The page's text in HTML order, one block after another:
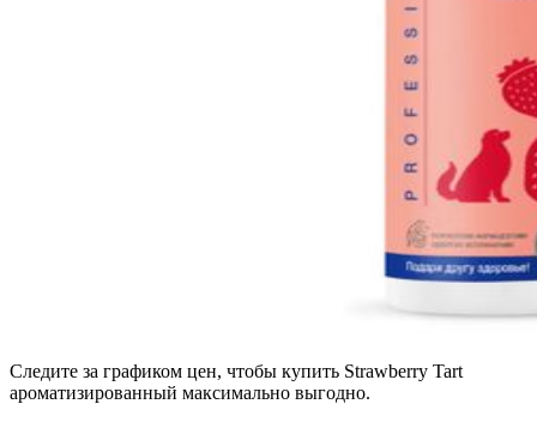
Следите за графиком цен, чтобы купить Strawberry Tart
ароматизированный максимально выгодно.